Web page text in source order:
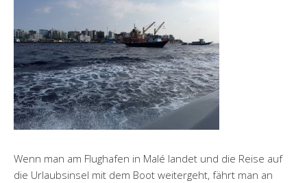
Wenn man am Flughafen in Malé landet und die Reise auf
die Urlaubsinsel mit dem Boot weitergeht, fährt man an